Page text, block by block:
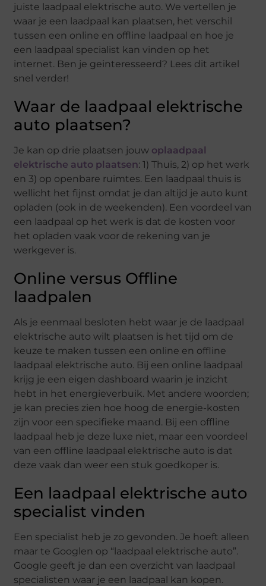
juiste laadpaal elektrische auto. We vertellen je
waar je een laadpaal kan plaatsen, het verschil
tussen een online en offline laadpaal en hoe je
een laadpaal specialist kan vinden op het
internet. Ben je geinteresseerd? Lees dit artikel
snel verder!
Waar de laadpaal elektrische
auto plaatsen?
Je kan op drie plaatsen jouw oplaadpaal
elektrische auto plaatsen: 1) Thuis, 2) op het werk
en 3) op openbare ruimtes. Een laadpaal thuis is
wellicht het fijnst omdat je dan altijd je auto kunt
opladen (ook in de weekenden). Een voordeel van
een laadpaal op het werk is dat de kosten voor
het opladen vaak voor de rekening van je
werkgever is.
Online versus Offline
laadpalen
Als je eenmaal besloten hebt waar je de laadpaal
elektrische auto wilt plaatsen is het tijd om de
keuze te maken tussen een online en offline
laadpaal elektrische auto. Bij een online laadpaal
krijg je een eigen dashboard waarin je inzicht
hebt in het energieverbuik. Met andere woorden;
je kan precies zien hoe hoog de energie-kosten
zijn voor een specifieke maand. Bij een offline
laadpaal heb je deze luxe niet, maar een voordeel
van een offline laadpaal elektrische auto is dat
deze vaak dan weer een stuk goedkoper is.
Een laadpaal elektrische auto
specialist vinden
Een specialist heb je zo gevonden. Je hoeft alleen
maar te Googlen op “laadpaal elektrische auto”.
Google geeft je dan een overzicht van laadpaal
specialisten waar je een laadpaal kan kopen.